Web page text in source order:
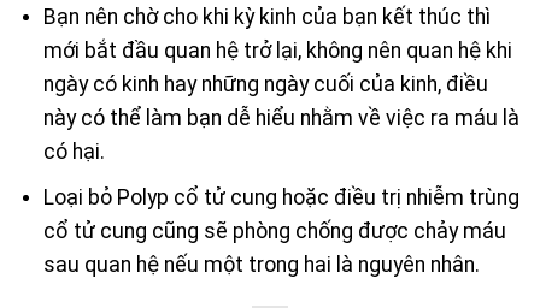
Bạn nên chờ cho khi kỳ kinh của bạn kết thúc thì
mới bắt đầu quan hệ trở lại, không nên quan hệ khi
ngày có kinh hay những ngày cuối của kinh, điều
này có thể làm bạn dễ hiểu nhằm về việc ra máu là
có hại.
Loại bỏ Polyp cổ tử cung hoặc điều trị nhiễm trùng
cổ tử cung cũng sẽ phòng chống được chảy máu
sau quan hệ nếu một trong hai là nguyên nhân.